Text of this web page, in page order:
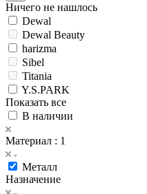
Ничего не нашлось
Dewal
Dewal Beauty
harizma
Sibel
Titania
Y.S.PARK
Показать все
В наличии
Материал : 1
Металл
Назначение